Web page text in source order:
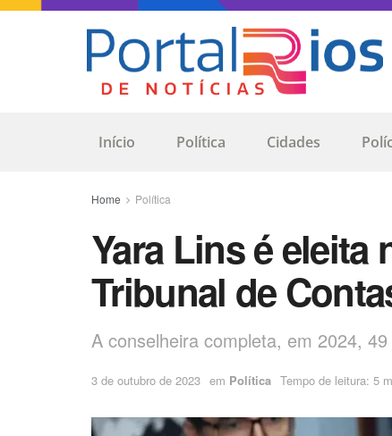
Início Política Cidades
Home Política
Yara Lins é eleita
Tribunal de
A conselheira completa, em 2024,
3 de outubro de 2023 em Política Tempo de leitura: 5